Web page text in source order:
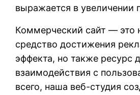
выражается в увеличении
Коммерческий сайт — это
средство достижения
эффекта, но также ресурс
взаимодействия с
всего, наша веб-студия